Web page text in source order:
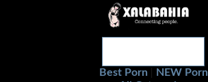
Best Porn
NEW Porn